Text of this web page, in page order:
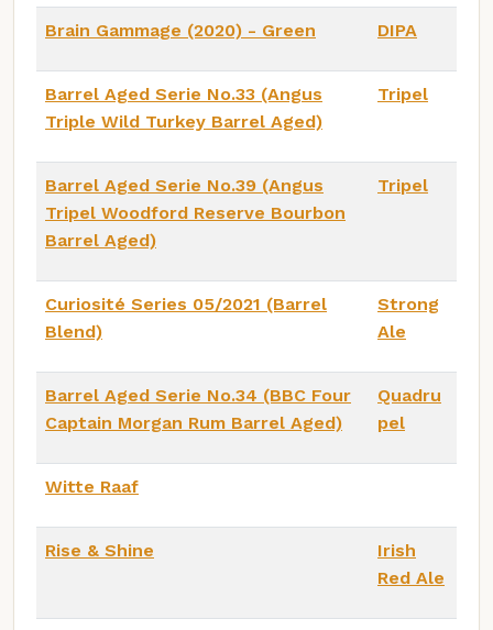
Brain Gammage (2020) - Green DIPA
Barrel Aged Serie No.33 (Angus
Triple Wild Turkey Barrel Aged)
Tripel
Barrel Aged Serie No.39 (Angus
Tripel Woodford Reserve Bourbon
Barrel Aged)
Tripel
Curiosité Series 05/2021 (Barrel
Blend)
Strong
Ale
Barrel Aged Serie No.34 (BBC Four
Captain Morgan Rum Barrel Aged)
Quadru
pel
Witte Raaf
Rise & Shine
Irish
Red Ale